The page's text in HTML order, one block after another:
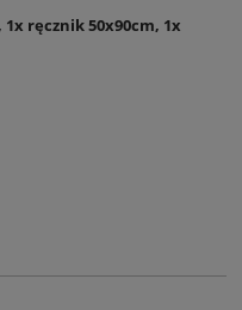
ręcznik 50x90cm, 1x